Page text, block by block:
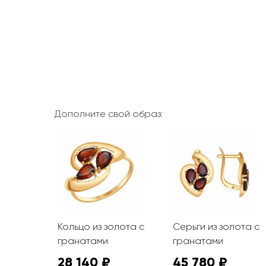
Дополните свой образ:
Кольцо из золота с
гранатами
28 140 ₽
Серьги из золота с
гранатами
45 780 ₽